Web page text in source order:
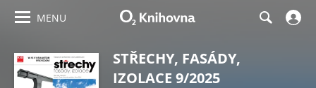
MENU
STŘECHY, FASÁDY,
IZOLACE 9/2025